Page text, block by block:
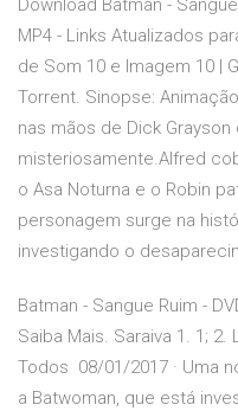
Download Batman -
MP4 - Links Atualizados
de Som 10 e Imagem 10 |
Torrent. Sinopse:
nas mãos de Dick
misteriosamente.Alfred
o Asa Noturna e o Robin
personagem surge na
investigando o
Batman - Sangue Ruim -
Saiba Mais. Saraiva 1. 1;
Todos 08/01/2017 · Uma
a Batwoman, que está